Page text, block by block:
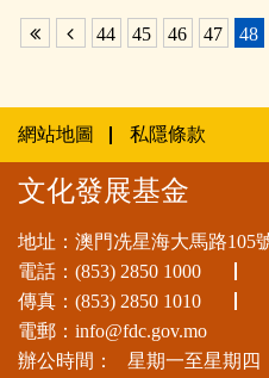
44 45 46 47 48
網站地圖 私隱條款
文化發展基金
地址：澳門冼星海大馬路105
電話： (853) 2850 1000
傳真：(853) 2850 1010
電郵： info@fdc.gov.mo
辦公時間： 星期一至星期四